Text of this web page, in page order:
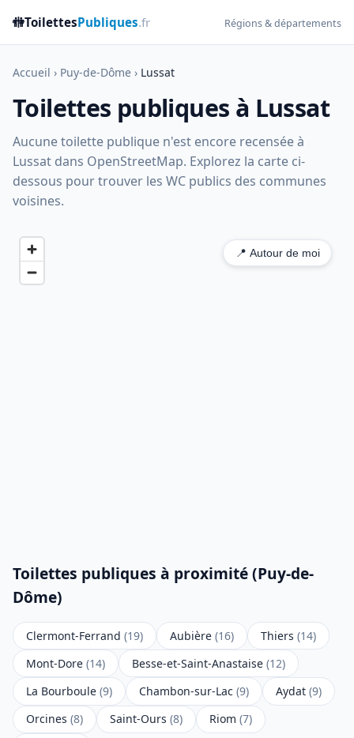
🚻ToilettesPubliques.fr Régions & départements
Accueil › Puy-de-Dôme › Lussat
Toilettes publiques à Lussat
Aucune toilette publique n'est encore recensée à
Lussat dans OpenStreetMap. Explorez la carte ci-
dessous pour trouver les WC publics des communes
voisines.
📍 Autour de moi
Toilettes publiques à proximité (Puy-de-
Dôme)
Clermont-Ferrand (19) Aubière (16) Thiers (14)
Mont-Dore (14) Besse-et-Saint-Anastaise (12)
La Bourboule (9) Chambon-sur-Lac (9) Aydat (9)
Orcines (8) Saint-Ours (8) Riom (7)